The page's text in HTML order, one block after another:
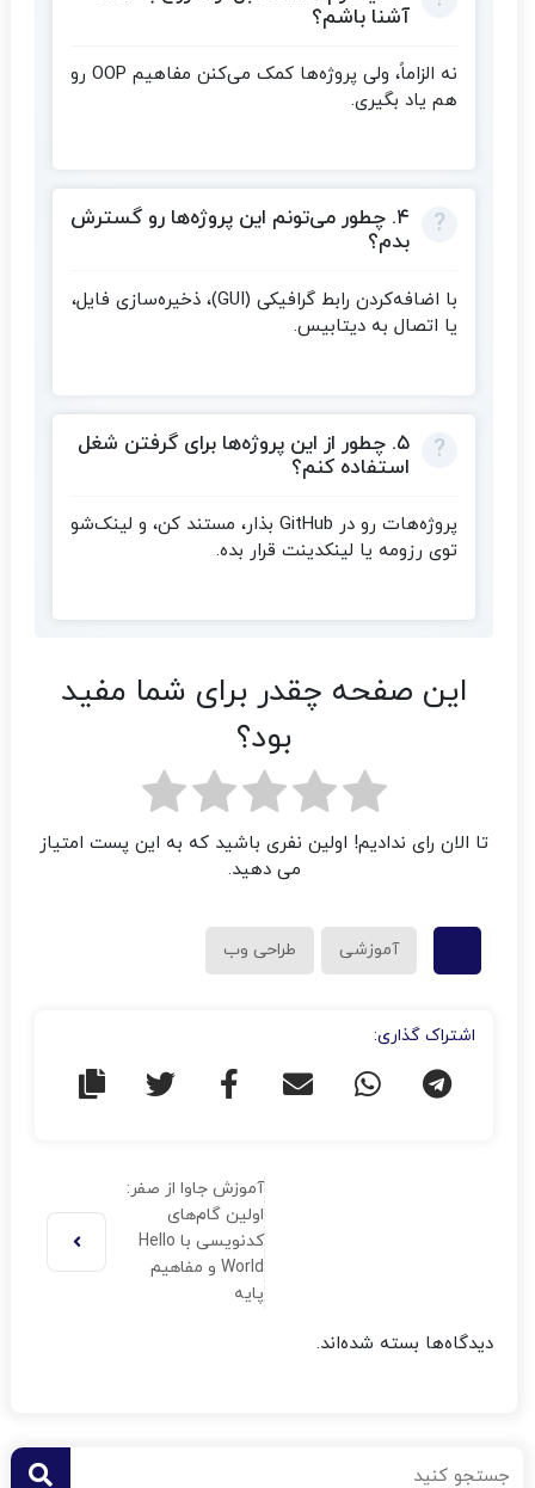
آشنا باشم؟
نه الزاماً، ولی پروژه‌ها کمک می‌کنن مفاهیم OOP رو
هم یاد بگیری.
۴. چطور می‌تونم این پروژه‌ها رو گسترش
بدم؟
با اضافه‌کردن رابط گرافیکی (GUI)، ذخیره‌سازی فایل،
یا اتصال به دیتابیس.
۵. چطور از این پروژه‌ها برای گرفتن شغل
استفاده کنم؟
پروژه‌هات رو در GitHub بذار، مستند کن، و لینک‌شو
توی رزومه یا لینکدینت قرار بده.
این صفحه چقدر برای شما مفید
بود؟
تا الان رای ندادیم! اولین نفری باشید که به این پست امتیاز
می دهید.
آموزشی طراحی وب
اشتراک گذاری:
آموزش جاوا از صفر:
اولین گام‌های
کدنویسی با Hello
World و مفاهیم
پایه
دیدگاه‌ها بسته شده‌اند.